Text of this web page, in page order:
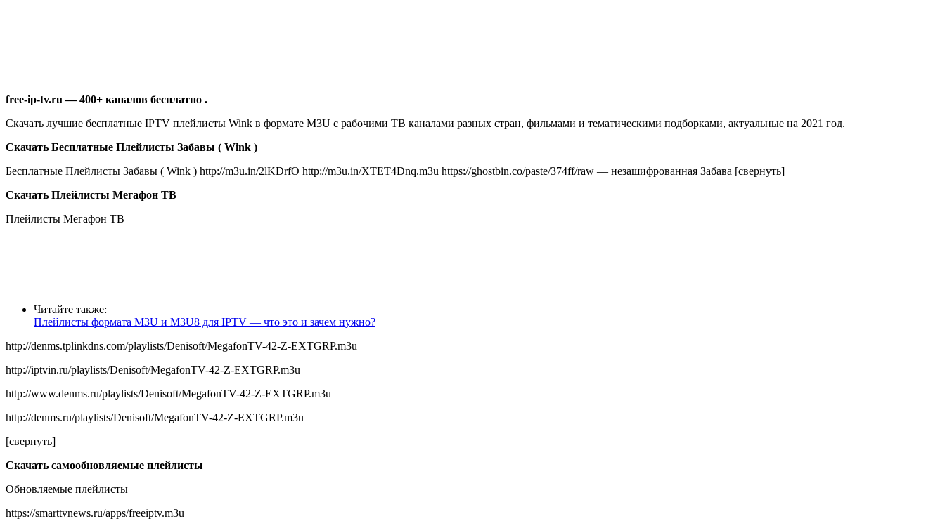
free-ip-tv.ru — 400+ каналов бесплатно .
Скачать лучшие бесплатные IPTV плейлисты Wink в формате M3U с рабочими ТВ каналами разных стран, фильмами и тематическими подборками, актуальные на 2021 год.
Скачать Бесплатные Плейлисты Забавы ( Wink )
Бесплатные Плейлисты Забавы ( Wink ) http://m3u.in/2lKDrfO http://m3u.in/XTET4Dnq.m3u https://ghostbin.co/paste/374ff/raw — незашифрованная Забава [свернуть]
Скачать Плейлисты Мегафон ТВ
Плейлисты Мегафон ТВ
Читайте также:
Плейлисты формата M3U и M3U8 для IPTV — что это и зачем нужно?
http://denms.tplinkdns.com/playlists/Denisoft/MegafonTV-42-Z-EXTGRP.m3u
http://iptvin.ru/playlists/Denisoft/MegafonTV-42-Z-EXTGRP.m3u
http://www.denms.ru/playlists/Denisoft/MegafonTV-42-Z-EXTGRP.m3u
http://denms.ru/playlists/Denisoft/MegafonTV-42-Z-EXTGRP.m3u
[свернуть]
Скачать самообновляемые плейлисты
Обновляемые плейлисты
https://smarttvnews.ru/apps/freeiptv.m3u